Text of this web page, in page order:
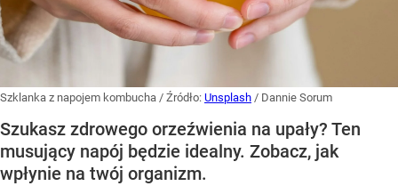
Szklanka z napojem kombucha / Źródło: Unsplash / Dannie Sorum
Szukasz zdrowego orzeźwienia na upały? Ten
musujący napój będzie idealny. Zobacz, jak
wpłynie na twój organizm.